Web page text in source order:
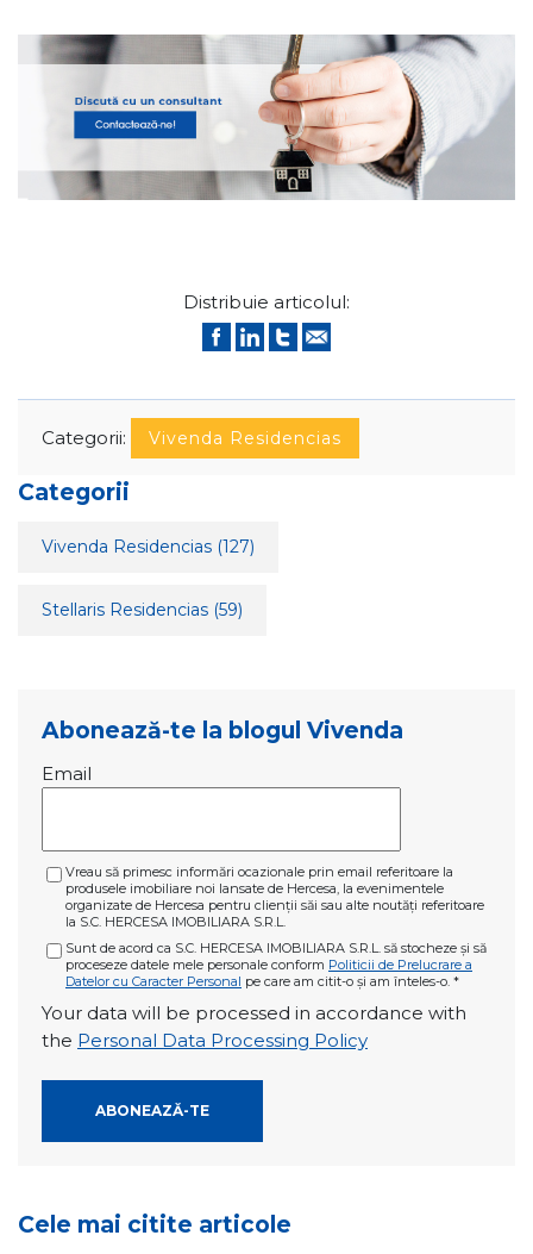
Distribuie articolul:
Categorii: Vivenda Residencias
Categorii
Vivenda Residencias (127)
Stellaris Residencias (59)
Abonează-te la blogul Vivenda
Email
Vreau să primesc informări ocazionale prin email referitoare la
produsele imobiliare noi lansate de Hercesa, la evenimentele
organizate de Hercesa pentru clienții săi sau alte noutăți referitoare
la S.C. HERCESA IMOBILIARA S.R.L.
Sunt de acord ca S.C. HERCESA IMOBILIARA S.R.L. să stocheze și să
proceseze datele mele personale conform Politicii de Prelucrare a
Datelor cu Caracter Personal pe care am citit-o și am înteles-o. *
Your data will be processed in accordance with
the Personal Data Processing Policy
Cele mai citite articole